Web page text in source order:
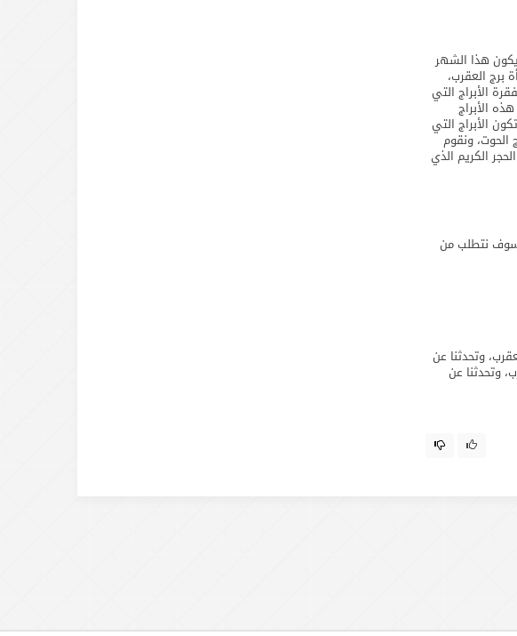
أن يكون التاريخ ٢٣ أكتوبر حتى شهر ٢١ نوفمبر، وقد يكون هذا الشهر
العقرب،
الأبراج التي
الأبراج
الأبراج التي
الحوت، ونقوم
الكريم الذي
نتطلب من
وتحدثنا عن
وتحدثنا عن